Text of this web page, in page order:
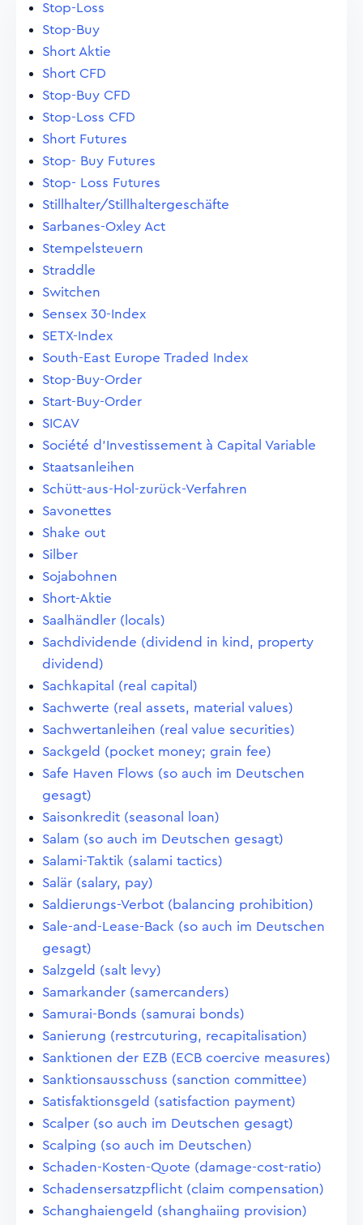
Stop-Loss
Stop-Buy
Short Aktie
Short CFD
Stop-Buy CFD
Stop-Loss CFD
Short Futures
Stop- Buy Futures
Stop- Loss Futures
Stillhalter/Stillhaltergeschäfte
Sarbanes-Oxley Act
Stempelsteuern
Straddle
Switchen
Sensex 30-Index
SETX-Index
South-East Europe Traded Index
Stop-Buy-Order
Start-Buy-Order
SICAV
Société d'Investissement à Capital Variable
Staatsanleihen
Schütt-aus-Hol-zurück-Verfahren
Savonettes
Shake out
Silber
Sojabohnen
Short-Aktie
Saalhändler (locals)
Sachdividende (dividend in kind, property
dividend)
Sachkapital (real capital)
Sachwerte (real assets, material values)
Sachwertanleihen (real value securities)
Sackgeld (pocket money; grain fee)
Safe Haven Flows (so auch im Deutschen
gesagt)
Saisonkredit (seasonal loan)
Salam (so auch im Deutschen gesagt)
Salami-Taktik (salami tactics)
Salär (salary, pay)
Saldierungs-Verbot (balancing prohibition)
Sale-and-Lease-Back (so auch im Deutschen
gesagt)
Salzgeld (salt levy)
Samarkander (samercanders)
Samurai-Bonds (samurai bonds)
Sanierung (restrcuturing, recapitalisation)
Sanktionen der EZB (ECB coercive measures)
Sanktionsausschuss (sanction committee)
Satisfaktionsgeld (satisfaction payment)
Scalper (so auch im Deutschen gesagt)
Scalping (so auch im Deutschen)
Schaden-Kosten-Quote (damage-cost-ratio)
Schadensersatzpflicht (claim compensation)
Schanghaiengeld (shanghaiing provision)